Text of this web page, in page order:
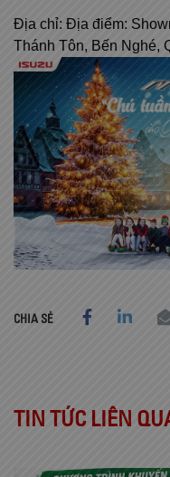
Địa chỉ: Địa điểm:
Thánh Tôn, Bến Nghé,
CHIA SẺ
TIN TỨC LIÊN